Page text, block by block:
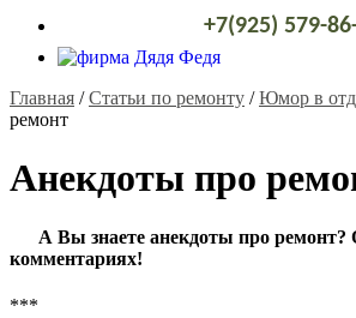
+7(925) 579-
Главная /Статьи по ремонту /Юмор в
ремонт
Анекдоты про
А Вы знаете анекдоты про ремонт?
комментариях!
***